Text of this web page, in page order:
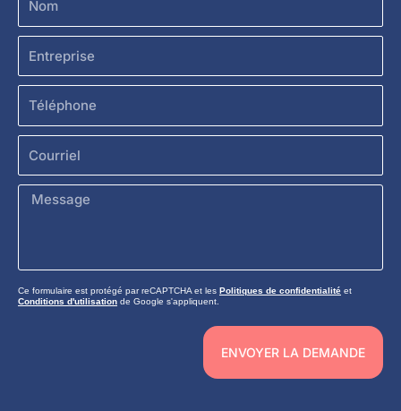
Message
Ce formulaire est protégé par reCAPTCHA et les Politiques de confidentialité et
Conditions d'utilisation de Google s'appliquent.
ENVOYER LA DEMANDE